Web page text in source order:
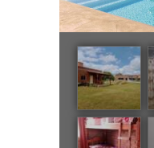
Contácte
nos
Eventos
Políticas
Política de
Privacidad